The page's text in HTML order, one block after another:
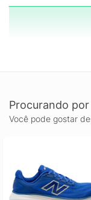
Procurando
Você pode gostar